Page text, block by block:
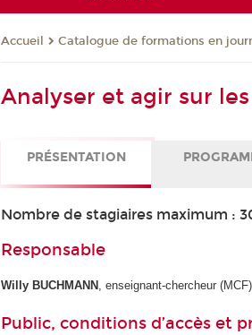
Accueil Catalogue de formations en
Analyser et agir sur
PRÉSENTATION
Nombre de stagiaires maximum :
Responsable
Willy BUCHMANN , enseignant-chercheur (MCF)
Public, conditions d’accès et